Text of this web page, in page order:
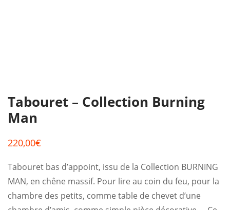
Tabouret – Collection Burning
Man
220,00€
Tabouret bas d’appoint, issu de la Collection BURNING
MAN, en chêne massif. Pour lire au coin du feu, pour la
chambre des petits, comme table de chevet d’une